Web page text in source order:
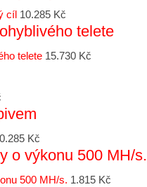
10.285 Kč
telete
15.730 Kč
Kč
o výkonu 500 MH/s.
1.815 Kč